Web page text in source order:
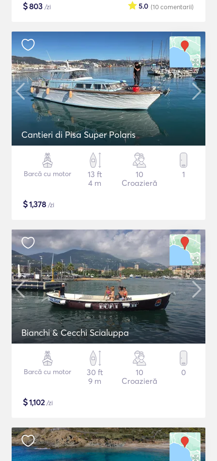
$803 /zi (10comentarii)
5.0
Cantieri di Pisa Super Polaris
Barcă cu motor
13 ft
4 m
10
Croazieră
1
$1,378 /zi
Bianchi & Cecchi Scialuppa
Barcă cu motor
30 ft
9 m
10
Croazieră
0
$1,102/zi